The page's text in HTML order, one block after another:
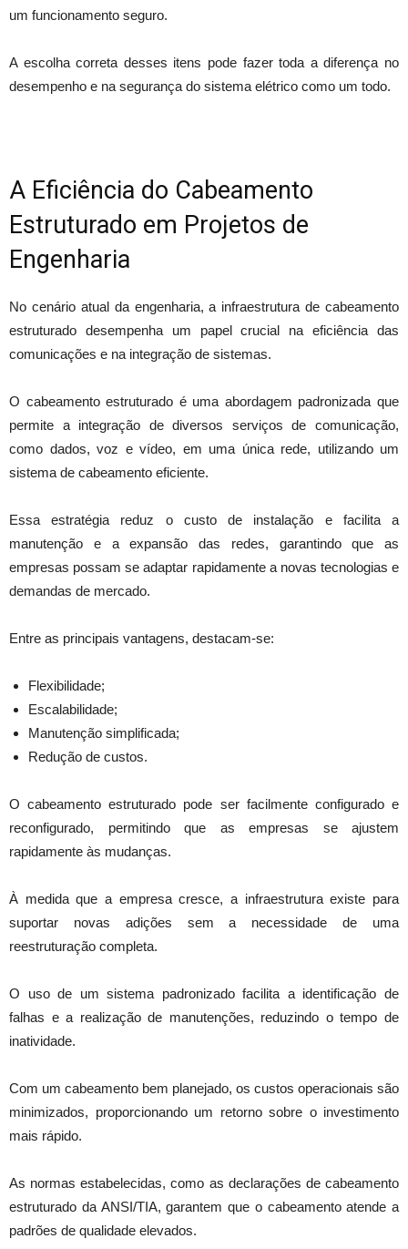
um funcionamento seguro.
A escolha correta desses itens pode fazer toda a diferença no
desempenho e na segurança do sistema elétrico como um todo.
A Eficiência do Cabeamento
Estruturado em Projetos de
Engenharia
No cenário atual da engenharia, a infraestrutura de cabeamento
estruturado desempenha um papel crucial na eficiência das
comunicações e na integração de sistemas.
O cabeamento estruturado é uma abordagem padronizada que
permite a integração de diversos serviços de comunicação,
como dados, voz e vídeo, em uma única rede, utilizando um
sistema de cabeamento eficiente.
Essa estratégia reduz o custo de instalação e facilita a
manutenção e a expansão das redes, garantindo que as
empresas possam se adaptar rapidamente a novas tecnologias e
demandas de mercado.
Entre as principais vantagens, destacam-se:
Flexibilidade;
Escalabilidade;
Manutenção simplificada;
Redução de custos.
O cabeamento estruturado pode ser facilmente configurado e
reconfigurado, permitindo que as empresas se ajustem
rapidamente às mudanças.
À medida que a empresa cresce, a infraestrutura existe para
suportar novas adições sem a necessidade de uma
reestruturação completa.
O uso de um sistema padronizado facilita a identificação de
falhas e a realização de manutenções, reduzindo o tempo de
inatividade.
Com um cabeamento bem planejado, os custos operacionais são
minimizados, proporcionando um retorno sobre o investimento
mais rápido.
As normas estabelecidas, como as declarações de cabeamento
estruturado da ANSI/TIA, garantem que o cabeamento atende a
padrões de qualidade elevados.